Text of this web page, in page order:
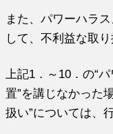
また、パワーハラ
して、不利益な取
上記1．～10．の“
置”を講じなかった
扱い”については、